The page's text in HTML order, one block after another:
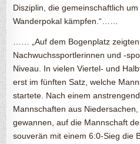
Disziplin, die gemeinschaftlich
Wanderpokal kämpfen.“……
…… „Auf dem Bogenplatz
Nachwuchssportlerinnen und -
Niveau. In vielen Viertel- und
erst im fünften Satz, welche
startete. Nach einem
Mannschaften aus
gewannen, auf die Mannschaft
souverän mit einem 6:0-Sieg die